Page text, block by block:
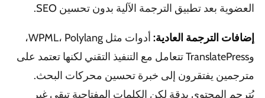
العضوية بعد تطبيق الترجمة الآلية بدون تحسين SEO.
إضافات الترجمة العادية:
أدوات مثل WPML، Polylang،
وTranslatePress تتعامل مع التنفيذ التقني لكنها تعتمد على
مترجمين يفتقرون إلى خبرة تحسين محركات البحث.
يُترجم المحتوى بدقة لكن الكلمات المفتاحية تبقى غير